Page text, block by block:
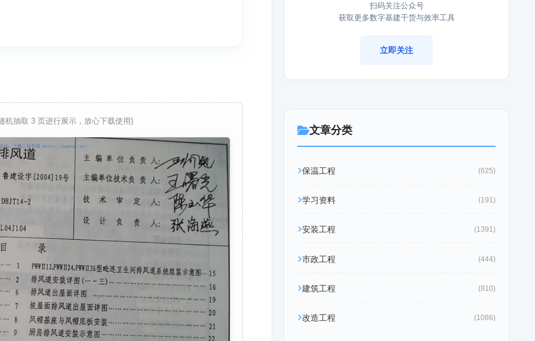
机抽取 3 页进行展示，放心下载使用)
扫码关注公众号
获取更多数字基建干货与效率工具
立即关注
文章分类
保温工程 (625)
学习资料 (191)
安装工程 (1391)
市政工程 (444)
建筑工程 (810)
改造工程 (1086)